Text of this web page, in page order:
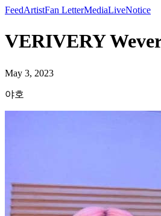
FeedArtistFan LetterMediaLiveNotice
VERIVERY
May 3, 2023
야호